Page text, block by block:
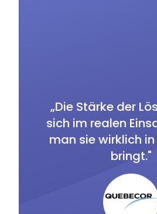
„Die Stärke der
sich im realen
man sie wirklich
bringt."